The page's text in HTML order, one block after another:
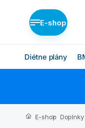
E-shop
Diétne plány
Nízka nadváha
E-shop